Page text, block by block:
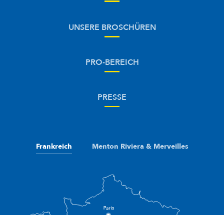
UNSERE BROSCHÜREN
PRO-BEREICH
PRESSE
Frankreich Menton Riviera & Merveilles